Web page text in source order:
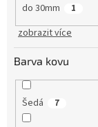
do 30mm 1
zobrazit více
Barva kovu
Šedá 7